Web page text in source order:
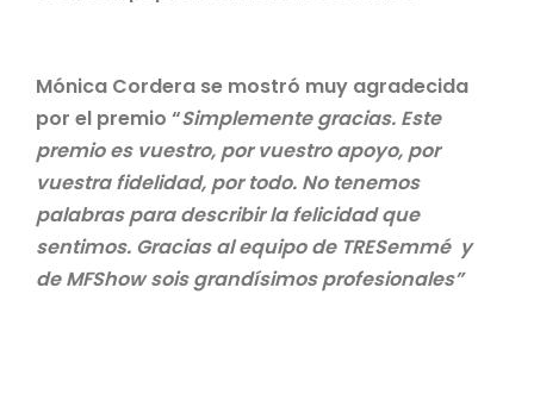
Mónica Cordera se mostró muy agradecida
por el premio “Simplemente gracias. Este
premio es vuestro, por vuestro apoyo, por
vuestra fidelidad, por todo. No tenemos
palabras para describir la felicidad que
sentimos. Gracias al equipo de TRESemmé y
de MFShow sois grandísimos profesionales”